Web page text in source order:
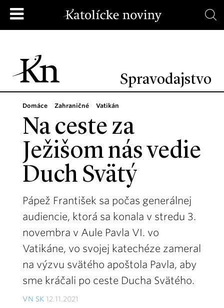
Spravodajstvo
Domáce Zahraničné Vatikán
Na ceste za
Ježišom nás vedie
Duch Svätý
Pápež František sa počas generálnej
audiencie, ktorá sa konala v stredu 3.
novembra v Aule Pavla VI. vo
Vatikáne, vo svojej katechéze zameral
na výzvu svätého apoštola Pavla, aby
sme kráčali po ceste Ducha Svätého.
VN SK 12.11.2021